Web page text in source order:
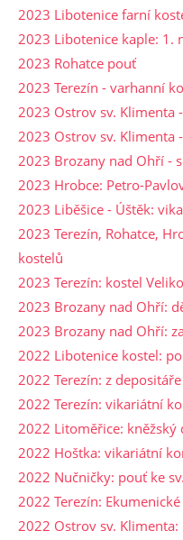
2023 Libotenice farní
2023 Libotenice kaple: 1.
2023 Rohatce pouť
2023 Terezín - varhanní
2023 Ostrov sv. Klimenta
2023 Ostrov sv. Klimenta
2023 Brozany nad Ohří -
2023 Hrobce: Petro-
2023 Liběšice - Úštěk:
2023 Terezín, Rohatce,
kostelů
2023 Terezín: kostel
2023 Brozany nad Ohří:
2023 Brozany nad Ohří:
2022 Libotenice kostel:
2022 Terezín: z
2022 Terezín: vikariátní
2022 Litoměřice: kněžský
2022 Hoštka: vikariátní
2022 Nučničky: pouť ke
2022 Terezín:
2022 Ostrov sv.